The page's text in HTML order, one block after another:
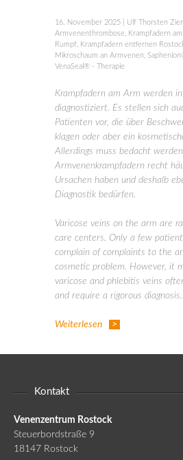
16. November 2025 Ulf Thorsten
Armvenenthrombose
Krampfadern
Rumpf
Krampfadern entfernen
Mikroschaum an Armvenen
VenaSeal® - Therapie
Krampfadern am Arm werden
diagnostiziert. Es stellen sich
Patienten vor, die über
klagen oder aber ein
Allerdings muss bedacht
Armvenenkrampfadern recht
Ursachen haben und deshalb
Diagnostik bedürfen.
Varicose veins on the arm are
care centers. Only a few
complain of complaints to the
cosmetic problem. However, it
varicose and phlebitis veins
and require a rigorous diagnosis.
Weiterlesen
Kontakt
Venenzentrum Rostock
Steuerbordstraße 9
18147 Rostock